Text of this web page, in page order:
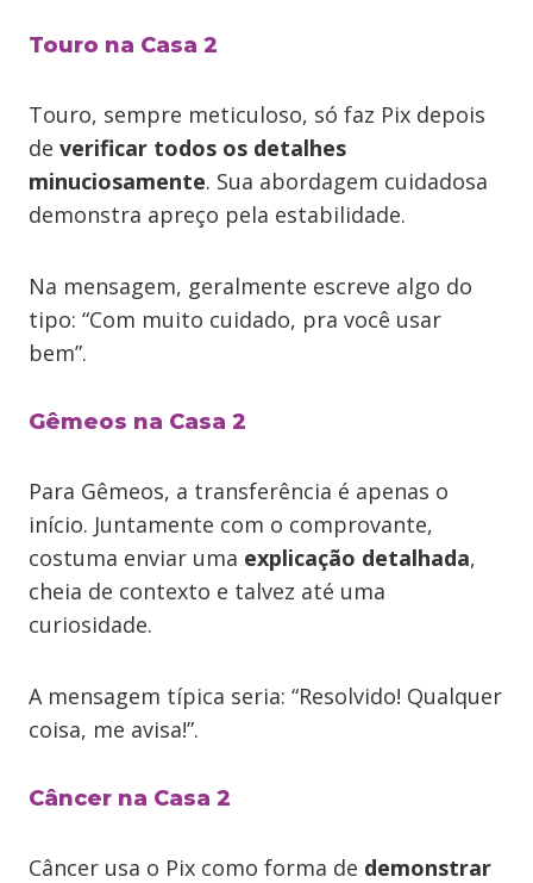
Touro na Casa 2
Touro, sempre meticuloso, só faz Pix depois
de verificar todos os detalhes
minuciosamente. Sua abordagem cuidadosa
demonstra apreço pela estabilidade.
Na mensagem, geralmente escreve algo do
tipo: “Com muito cuidado, pra você usar
bem”.
Gêmeos na Casa 2
Para Gêmeos, a transferência é apenas o
início. Juntamente com o comprovante,
costuma enviar uma explicação detalhada,
cheia de contexto e talvez até uma
curiosidade.
A mensagem típica seria: “Resolvido! Qualquer
coisa, me avisa!”.
Câncer na Casa 2
Câncer usa o Pix como forma de demonstrar